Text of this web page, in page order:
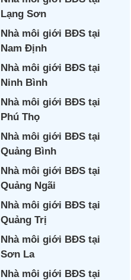
Lạng Sơn
Nhà môi giới BĐS tại
Nam Định
Nhà môi giới BĐS tại
Ninh Bình
Nhà môi giới BĐS tại
Phú Thọ
Nhà môi giới BĐS tại
Quảng Bình
Nhà môi giới BĐS tại
Quảng Ngãi
Nhà môi giới BĐS tại
Quảng Trị
Nhà môi giới BĐS tại
Sơn La
Nhà môi giới BĐS tại